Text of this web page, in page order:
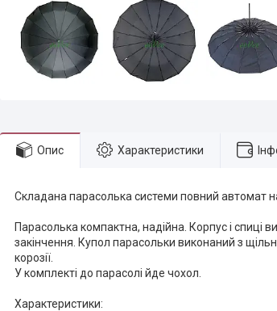
Опис Характеристики
Складана парасолька системи повний автомат
Парасолька компактна, надійна. Корпус і спиці
закінчення. Купол парасольки виконаний з
корозії.
У комплекті до парасолі йде чохол.
Характеристики: